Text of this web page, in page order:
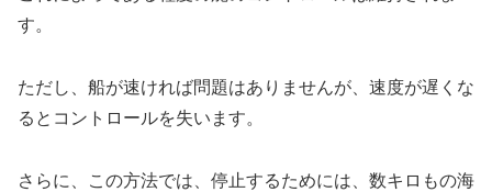
す。
ただし、船が速ければ問題はありませんが、速度が遅くな
るとコントロールを失います。
さらに、この方法では、停止するためには、数キロもの海